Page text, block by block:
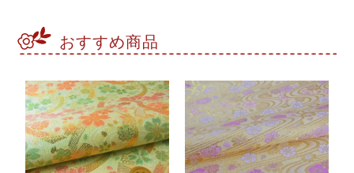
おすすめ商品